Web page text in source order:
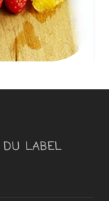
DU LABEL